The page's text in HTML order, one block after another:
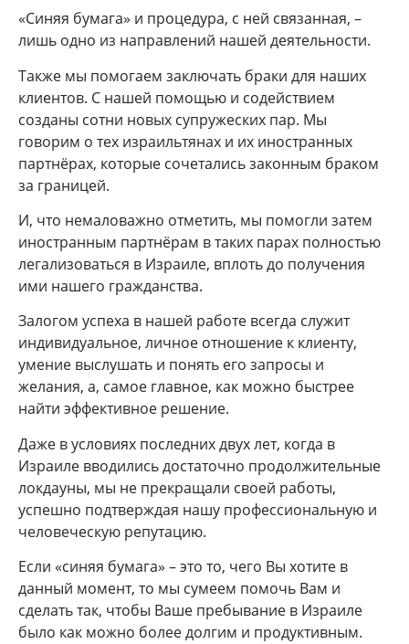
«Синяя бумага» и процедура, с ней связанная, –
лишь одно из направлений нашей деятельности.
Также мы помогаем заключать браки для наших
клиентов. С нашей помощью и содействием
созданы сотни новых супружеских пар. Мы
говорим о тех израильтянах и их иностранных
партнёрах, которые сочетались законным браком
за границей.
И, что немаловажно отметить, мы помогли затем
иностранным партнёрам в таких парах полностью
легализоваться в Израиле, вплоть до получения
ими нашего гражданства.
Залогом успеха в нашей работе всегда служит
индивидуальное, личное отношение к клиенту,
умение выслушать и понять его запросы и
желания, а, самое главное, как можно быстрее
найти эффективное решение.
Даже в условиях последних двух лет, когда в
Израиле вводились достаточно продолжительные
локдауны, мы не прекращали своей работы,
успешно подтверждая нашу профессиональную и
человеческую репутацию.
Если «синяя бумага» – это то, чего Вы хотите в
данный момент, то мы сумеем помочь Вам и
сделать так, чтобы Ваше пребывание в Израиле
было как можно более долгим и продуктивным.